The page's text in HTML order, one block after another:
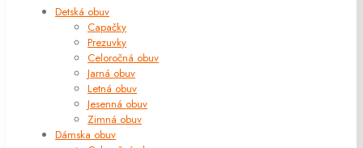
Detská obuv
Capačky
Prezuvky
Celoročná obuv
Jarná obuv
Letná obuv
Jesenná obuv
Zimná obuv
Dámska obuv